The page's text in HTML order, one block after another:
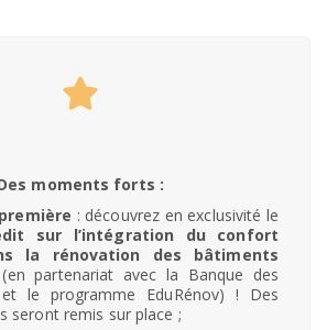
moments forts :
: découvrez en exclusivité le
sur l’intégration du confort
la rénovation des bâtiments
(en partenariat avec la Banque des
le programme EduRénov) ! Des
seront remis sur place ;